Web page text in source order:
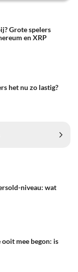
Grote spelers
en XRP
het nu zo lastig?
niveau: wat
mee begon: is